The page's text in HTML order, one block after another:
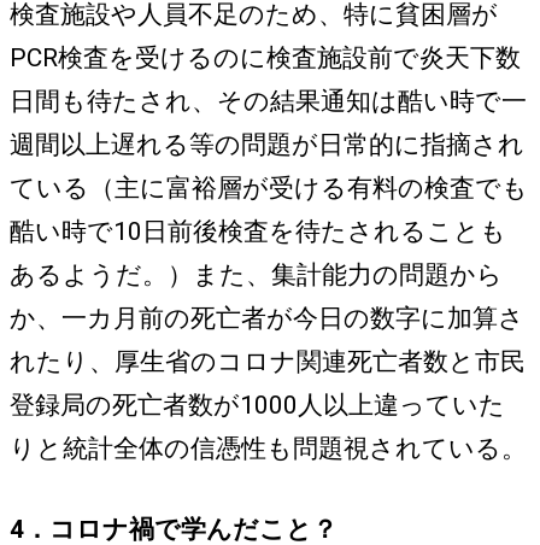
検査施設や人員不足のため、特に貧困層が
PCR検査を受けるのに検査施設前で炎天下数
日間も待たされ、その結果通知は酷い時で一
週間以上遅れる等の問題が日常的に指摘され
ている（主に富裕層が受ける有料の検査でも
酷い時で10日前後検査を待たされることも
あるようだ。）また、集計能力の問題から
か、一カ月前の死亡者が今日の数字に加算さ
れたり、厚生省のコロナ関連死亡者数と市民
登録局の死亡者数が1000人以上違っていた
りと統計全体の信憑性も問題視されている。
4．コロナ禍で学んだこと？